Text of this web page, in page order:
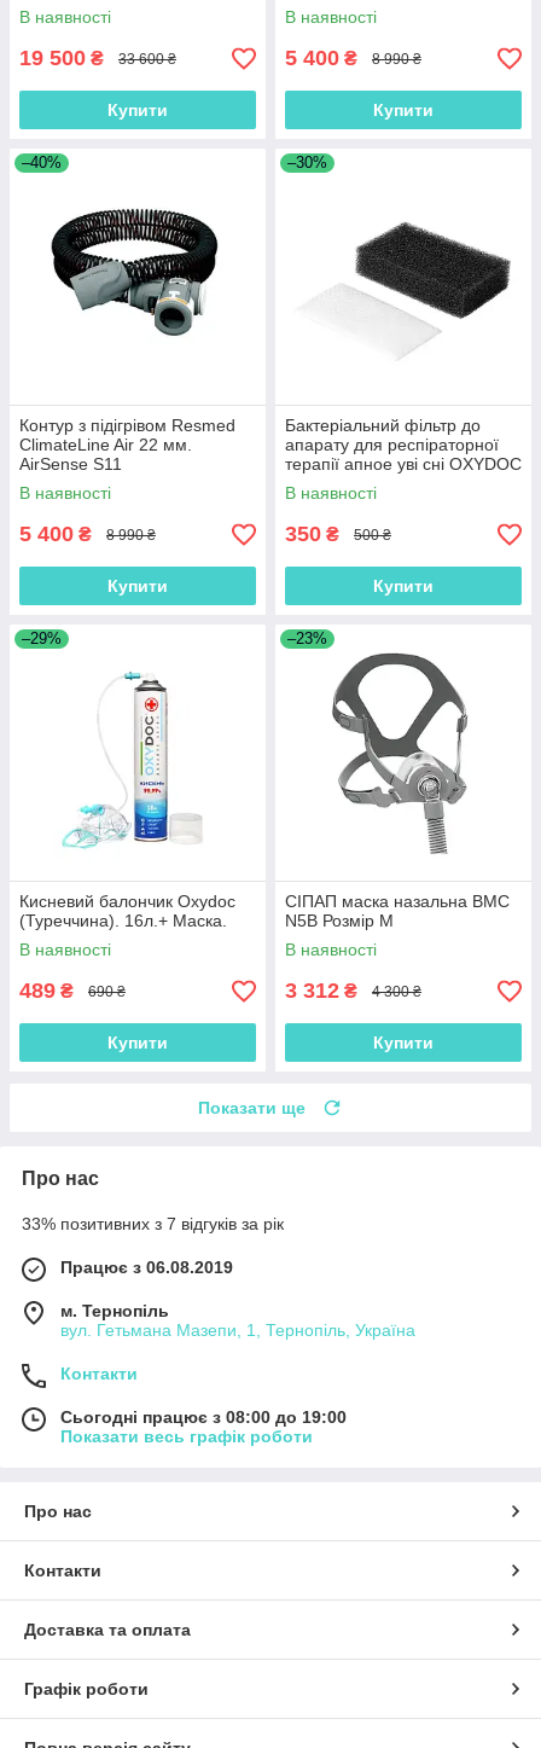
В наявності
19 500 ₴ 33 600 ₴
Купити
В наявності
5 400 ₴ 8 990 ₴
Купити
–40%
Контур з підігрівом Resmed
ClimateLine Air 22 мм.
AirSense S11
В наявності
5 400 ₴ 8 990 ₴
Купити
–30%
Бактеріальний фільтр до
апарату для респіраторної
терапії апное уві сні OXYDOC
(4 шт в наборі)
В наявності
350 ₴ 500 ₴
Купити
–29%
Кисневий балончик Oxydoc
(Туреччина). 16л.+ Маска.
В наявності
489 ₴ 690 ₴
Купити
–23%
СІПАП маска назальна BMC
N5B Розмір M
В наявності
3 312 ₴ 4 300 ₴
Купити
Показати ще
Про нас
33% позитивних з 7 відгуків за рік
Працює з 06.08.2019
м. Тернопіль
вул. Гетьмана Мазепи, 1, Тернопіль, Україна
Контакти
Сьогодні працює з 08:00 до 19:00
Показати весь графік роботи
Про нас
Контакти
Доставка та оплата
Графік роботи